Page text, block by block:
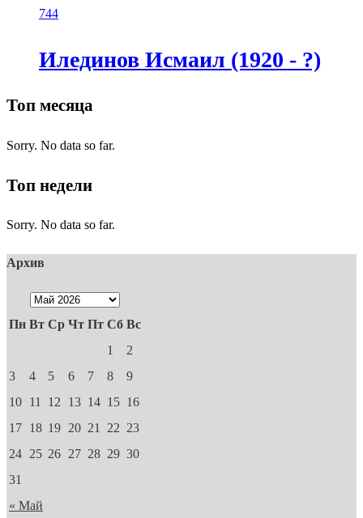
744
Илединов Исмаил (1920 - ?)
Топ месяца
Sorry. No data so far.
Топ недели
Sorry. No data so far.
Архив
Пн Вт Ср Чт Пт Сб Вс
« Май
1
2
3
4 5 6 7 8
9
10 11 12 13 14 15 16
17 18 19 20 21 22 23
24 25 26 27 28 29 30
31